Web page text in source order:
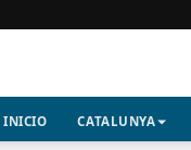
INICIO CATALUNYA